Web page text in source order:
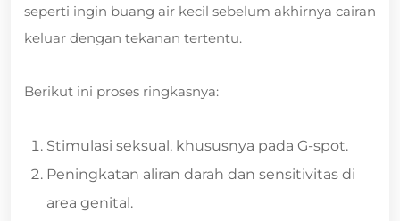
seperti ingin buang air kecil sebelum akhirnya cairan
keluar dengan tekanan tertentu.
Berikut ini proses ringkasnya:
Stimulasi seksual, khususnya pada G-spot.
Peningkatan aliran darah dan sensitivitas di
area genital.